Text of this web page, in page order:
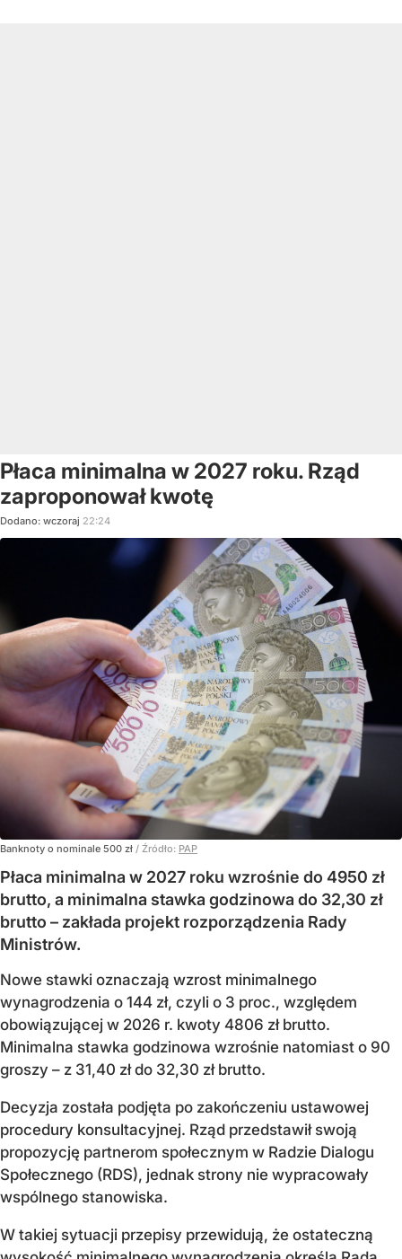
Płaca minimalna w 2027 roku. Rząd
zaproponował kwotę
Dodano: wczoraj 22:24
Banknoty o nominale 500 zł / Źródło: PAP
Płaca minimalna w 2027 roku wzrośnie do 4950 zł
brutto, a minimalna stawka godzinowa do 32,30 zł
brutto – zakłada projekt rozporządzenia Rady
Ministrów.
Nowe stawki oznaczają wzrost minimalnego
wynagrodzenia o 144 zł, czyli o 3 proc., względem
obowiązującej w 2026 r. kwoty 4806 zł brutto.
Minimalna stawka godzinowa wzrośnie natomiast o 90
groszy – z 31,40 zł do 32,30 zł brutto.
Decyzja została podjęta po zakończeniu ustawowej
procedury konsultacyjnej. Rząd przedstawił swoją
propozycję partnerom społecznym w Radzie Dialogu
Społecznego (RDS), jednak strony nie wypracowały
wspólnego stanowiska.
W takiej sytuacji przepisy przewidują, że ostateczną